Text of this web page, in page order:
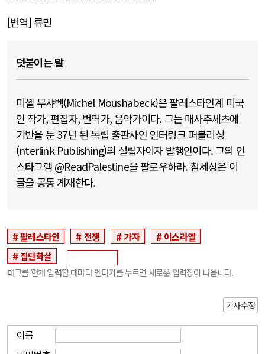
[번역] 류민
덧붙이는 말
미셸 무샤벡(Michel Moushabeck)은 팔레스타인계 미국
인 작가, 편집자, 번역가, 음악가이다. 그는 매사추세츠에
기반을 둔 37년 된 독립 출판사인 인터링크 퍼블리싱
(nterlink Publishing)의 설립자이자 발행인이다. 그의 인
스타그램 @ReadPalestine을 팔로우하라. 참세상은 이
글을 공동 게재한다.
팔레스타인 전쟁 가자
이스라엘
집단학살
태그를 한개 입력할 때마다 엔터키를 누르면 새로운 입력창이 나옵니다.
기사수정
이름